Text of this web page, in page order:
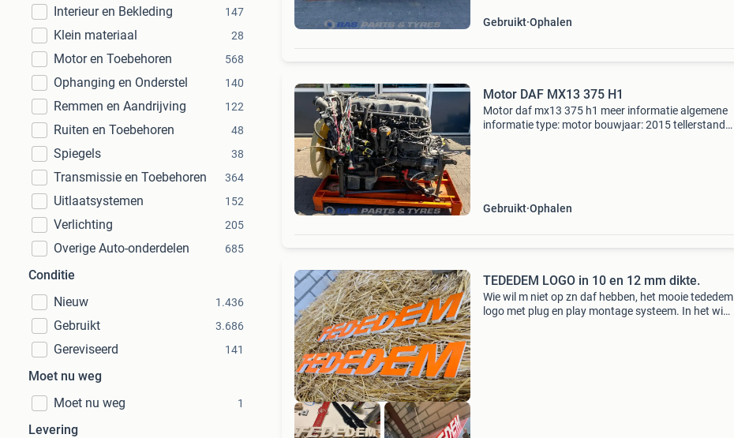
Interieur en Bekleding 147
Klein materiaal 28
Motor en Toebehoren 568
Ophanging en Onderstel 140
Remmen en Aandrijving 122
Ruiten en Toebehoren 48
Spiegels 38
Transmissie en Toebehoren 364
Uitlaatsystemen 152
Verlichting 205
Overige Auto-onderdelen 685
Conditie
Nieuw
1.436
Gebruikt 3.686
Gereviseerd 141
Moet nu weg
Moet nu weg
1
Levering
Gebruikt Ophalen
Motor DAF MX13 375 H1
Motor daf mx13 375 h1 meer informatie algemene
informatie type: motor bouwjaar: 2015 tellerstand:
Gebruikt Ophalen
TEDEDEM LOGO in 10 en 12 mm dikte.
Wie wil m niet op zn daf hebben, het mooie tededem
logo met plug en play montage systeem. In het wit